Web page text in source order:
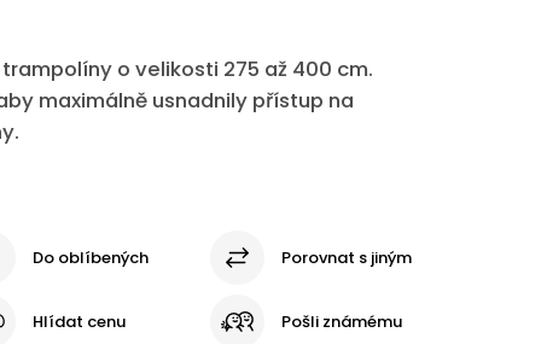
o velikosti 275 až 400 cm.
maximálně usnadnily přístup na
Do oblíbených Porovnat s jiným
Hlídat cenu Pošli známému